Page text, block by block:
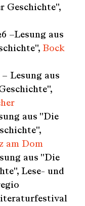
Geschichte",
–Lesung aus
Bock
Lesung aus
aus "Die
am Dom
aus "Die
Lese- und